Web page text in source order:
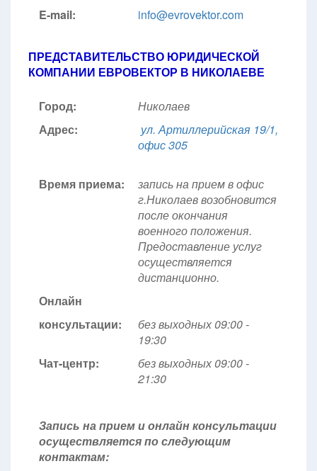
E-mail:
info@evrovektor.com
ПРЕДСТАВИТЕЛЬСТВО ЮРИДИЧЕСКОЙ
КОМПАНИИ ЕВРОВЕКТОР В НИКОЛАЕВЕ
Город:
Николаев
Адрес:
ул. Артиллерийская 19/1,
офис 305
Время приема:
запись на прием в офис
г.Николаев возобновится
после окончания
военного положения.
Предоставление услуг
осуществляется
дистанционно.
Онлайн
консультации:
без выходных 09:00 -
19:30
Чат-центр:
без выходных 09:00 -
21:30
Запись на прием и онлайн консультации
осуществляется по следующим
контактам: